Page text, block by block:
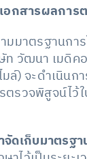
อกสารผลกา
มมาตรฐานกา
วัฒนา เมดิค
ล์) จะดำเนินก
รวจพิสูจน์ไว้ใ
จัดเก็บมาตรฐ